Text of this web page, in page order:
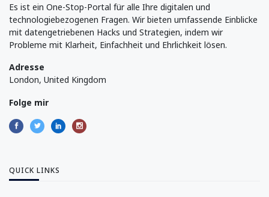
Es ist ein One-Stop-Portal für alle Ihre digitalen und
technologiebezogenen Fragen. Wir bieten umfassende Einblicke
mit datengetriebenen Hacks und Strategien, indem wir
Probleme mit Klarheit, Einfachheit und Ehrlichkeit lösen.
Adresse
London, United Kingdom
Folge mir
QUICK LINKS